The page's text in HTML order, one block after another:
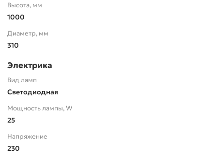
Высота, мм
1000
Диаметр, мм
310
Электрика
Вид ламп
Светодиодная
Мощность лампы, W
25
Напряжение
230